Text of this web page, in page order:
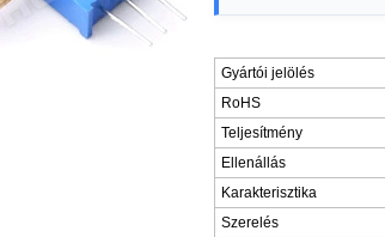
Gyártói jelölés
RoHS
Teljesítmény
Ellenállás
Karakterisztika
Szerelés